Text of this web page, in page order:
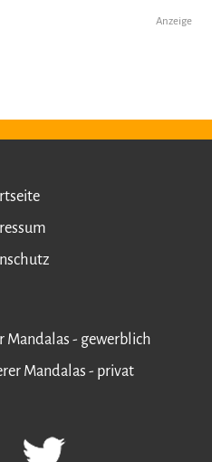
Anzeige
Mandalas - gewerblich
Mandalas - privat